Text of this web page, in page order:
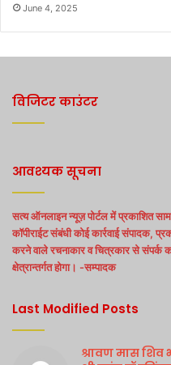
June 4, 2025
विजिटर काउंटर
आवश्यक सूचना
सत्य ऑनलाइन न्यूज़ पोर्टल में प्रकाशित
कॉपीराईट संबंधी कोई कार्रवाई संपादक,
करने वाले रचनाकार व चित्रकार से संपर्क
क्षेत्रान्तर्गत होगा। -सम्पादक
Last Modified Posts
श्रावण मास शिव